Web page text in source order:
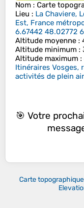
Nom : Carte
Lieu : La Chaviere,
Est, France
6.67442 48.02772
Altitude moyenne :
Altitude minimum :
Altitude maximum :
Itinéraires Vosges,
activités de plein air
🎯 Votre
Carte